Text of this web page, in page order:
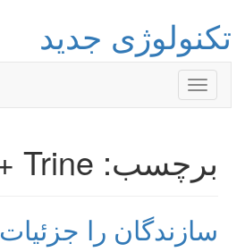
تکنولوژی جدید
Toggle
navigation
برچسب: Trine +
سازندگان را جزئیات